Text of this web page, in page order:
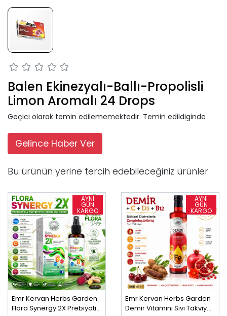
Balen Ekinezyalı-Ballı-Propolisli
Limon Aromalı 24 Drops
Geçici olarak temin edilememektedir. Temin edildiginde
Gelince Haber Ver
Bu ürünün yerine tercih edebileceğiniz ürünler
Emr Kervan Herbs Garden
Flora Synergy 2X Prebiyotik
Emr Kervan Herbs Garden
Demir Vitamini Sıvı Takviye